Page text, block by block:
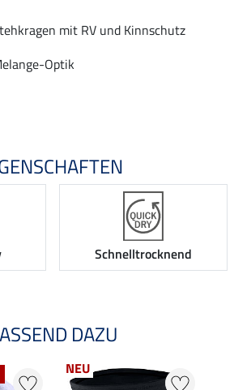
mit RV und Kinnschutz
Optik
Schnelltrocknend
DAZU
NEU